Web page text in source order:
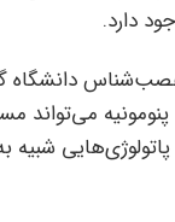
دارد.
دانشگاه
می‌تواند
شبیه